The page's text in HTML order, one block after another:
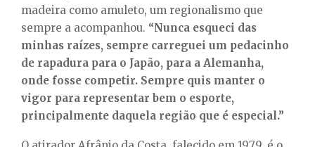
madeira como amuleto, um regionalismo que
sempre a acompanhou. “Nunca esqueci das
minhas raízes, sempre carreguei um pedacinho
de rapadura para o Japão, para a Alemanha,
onde fosse competir. Sempre quis manter o
vigor para representar bem o esporte,
principalmente daquela região que é especial.”